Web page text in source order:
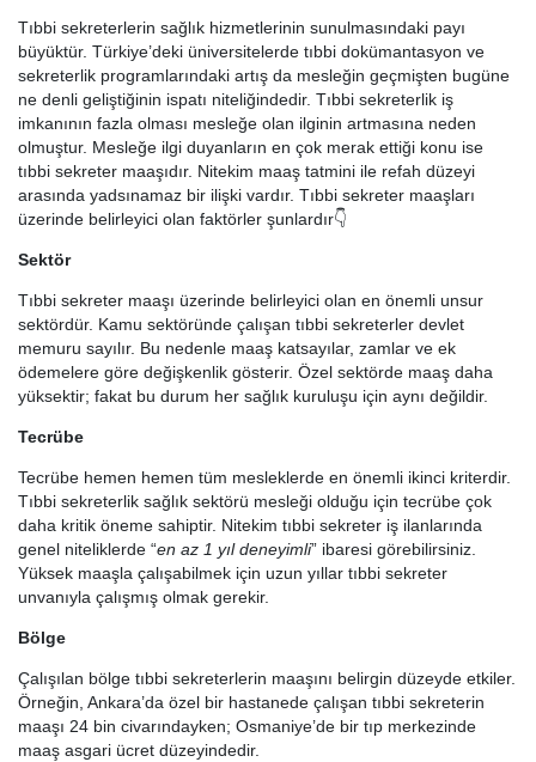
Tıbbi sekreterlerin sağlık hizmetlerinin sunulmasındaki payı
büyüktür. Türkiye’deki üniversitelerde tıbbi dokümantasyon ve
sekreterlik programlarındaki artış da mesleğin geçmişten bugüne
ne denli geliştiğinin ispatı niteliğindedir. Tıbbi sekreterlik iş
imkanının fazla olması mesleğe olan ilginin artmasına neden
olmuştur. Mesleğe ilgi duyanların en çok merak ettiği konu ise
tıbbi sekreter maaşıdır. Nitekim maaş tatmini ile refah düzeyi
arasında yadsınamaz bir ilişki vardır. Tıbbi sekreter maaşları
üzerinde belirleyici olan faktörler şunlardır👇
Sektör
Tıbbi sekreter maaşı üzerinde belirleyici olan en önemli unsur
sektördür. Kamu sektöründe çalışan tıbbi sekreterler devlet
memuru sayılır. Bu nedenle maaş katsayılar, zamlar ve ek
ödemelere göre değişkenlik gösterir. Özel sektörde maaş daha
yüksektir; fakat bu durum her sağlık kuruluşu için aynı değildir.
Tecrübe
Tecrübe hemen hemen tüm mesleklerde en önemli ikinci kriterdir.
Tıbbi sekreterlik sağlık sektörü mesleği olduğu için tecrübe çok
daha kritik öneme sahiptir. Nitekim tıbbi sekreter iş ilanlarında
genel niteliklerde “en az 1 yıl deneyimli” ibaresi görebilirsiniz.
Yüksek maaşla çalışabilmek için uzun yıllar tıbbi sekreter
unvanıyla çalışmış olmak gerekir.
Bölge
Çalışılan bölge tıbbi sekreterlerin maaşını belirgin düzeyde etkiler.
Örneğin, Ankara’da özel bir hastanede çalışan tıbbi sekreterin
maaşı 24 bin civarındayken; Osmaniye’de bir tıp merkezinde
maaş asgari ücret düzeyindedir.